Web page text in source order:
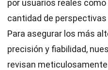
por usuarios reales
cantidad de
Para asegurar los más
precisión y fiabilidad,
revisan